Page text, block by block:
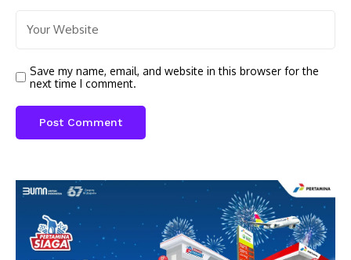
Save my name, email, and website in this browser for the
next time I comment.